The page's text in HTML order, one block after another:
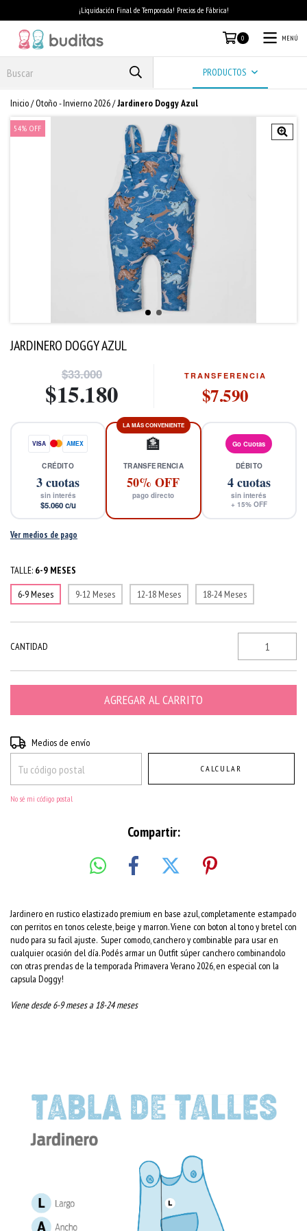
¡Liquidación Final de Temporada! Precios de Fábrica!
0 MENÚ
PRODUCTOS
Inicio/ Otoño - Invierno 2026/Jardinero Doggy Azul
54% OFF
JARDINERO DOGGY AZUL
$33.000
$15.180
TRANSFERENCIA
$7.590
VISA AMEX
CRÉDITO
3cuotas
sin interés
$5.060c/u
LA MÁS CONVENIENTE
🏦
TRANSFERENCIA
50% OFF
pago directo
Go Cuotas
DÉBITO
4cuotas
sin interés
+ 15% OFF
Ver medios de pago
TALLE: 6-9 MESES
6-9 Meses
9-12 Meses 12-18 Meses 18-24 Meses
CANTIDAD
Entregas para el CP:
Medios de envío
CALCULAR
No sé mi código postal
Compartir:
Jardinero en rustico elastizado premium en base azul, completamente estampado
con perritos en tonos celeste, beige y marron. Viene con boton al tono y bretel con
nudo para su facil ajuste. Super comodo, canchero y combinable para usar en
cualquier ocasión del día. Podés armar un Outfit súper canchero combinandolo
con otras prendas de la temporada Primavera Verano 2026, en especial con la
capsula Doggy!
Viene desde 6-9 meses a 18-24 meses